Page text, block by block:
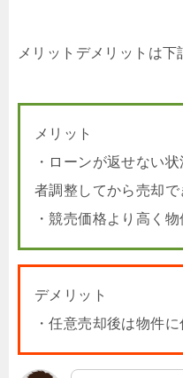
メリットデメリットは下
メリット
・ローンが返せない
者調整してから売却で
・競売価格より高く
デメリット
・任意売却後は物件